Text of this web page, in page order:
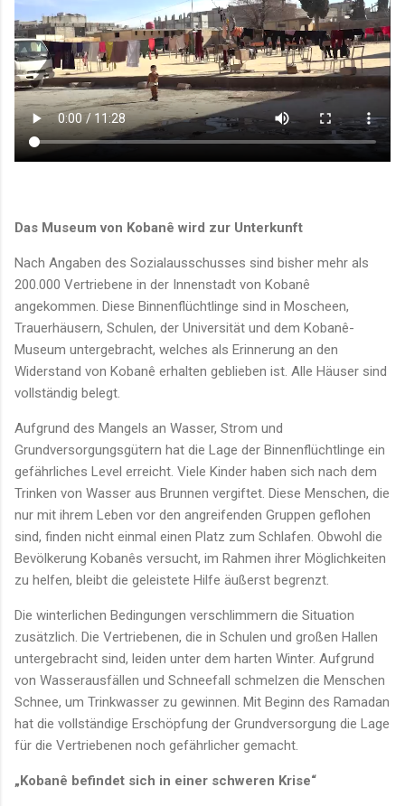
Das Museum von Kobanê wird zur Unterkunft
Nach Angaben des Sozialausschusses sind bisher mehr als
200.000 Vertriebene in der Innenstadt von Kobanê
angekommen. Diese Binnenflüchtlinge sind in Moscheen,
Trauerhäusern, Schulen, der Universität und dem Kobanê-
Museum untergebracht, welches als Erinnerung an den
Widerstand von Kobanê erhalten geblieben ist. Alle Häuser sind
vollständig belegt.
Aufgrund des Mangels an Wasser, Strom und
Grundversorgungsgütern hat die Lage der Binnenflüchtlinge ein
gefährliches Level erreicht. Viele Kinder haben sich nach dem
Trinken von Wasser aus Brunnen vergiftet. Diese Menschen, die
nur mit ihrem Leben vor den angreifenden Gruppen geflohen
sind, finden nicht einmal einen Platz zum Schlafen. Obwohl die
Bevölkerung Kobanês versucht, im Rahmen ihrer Möglichkeiten
zu helfen, bleibt die geleistete Hilfe äußerst begrenzt.
Die winterlichen Bedingungen verschlimmern die Situation
zusätzlich. Die Vertriebenen, die in Schulen und großen Hallen
untergebracht sind, leiden unter dem harten Winter. Aufgrund
von Wasserausfällen und Schneefall schmelzen die Menschen
Schnee, um Trinkwasser zu gewinnen. Mit Beginn des Ramadan
hat die vollständige Erschöpfung der Grundversorgung die Lage
für die Vertriebenen noch gefährlicher gemacht.
„Kobanê befindet sich in einer schweren Krise“